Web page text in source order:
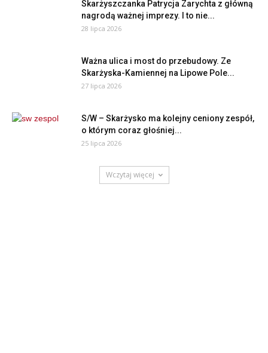
Skarżyszczanka Patrycja Zarychta z główną
nagrodą ważnej imprezy. I to nie...
28 lipca 2026
Ważna ulica i most do przebudowy. Ze
Skarżyska-Kamiennej na Lipowe Pole...
27 lipca 2026
S/W – Skarżysko ma kolejny ceniony zespół,
o którym coraz głośniej...
25 lipca 2026
Wczytaj więcej